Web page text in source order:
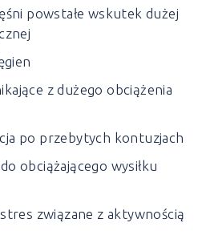
powstałe wskutek dużej
z dużego obciążenia
po przebytych kontuzjach
obciążającego wysiłku
związane z aktywnością